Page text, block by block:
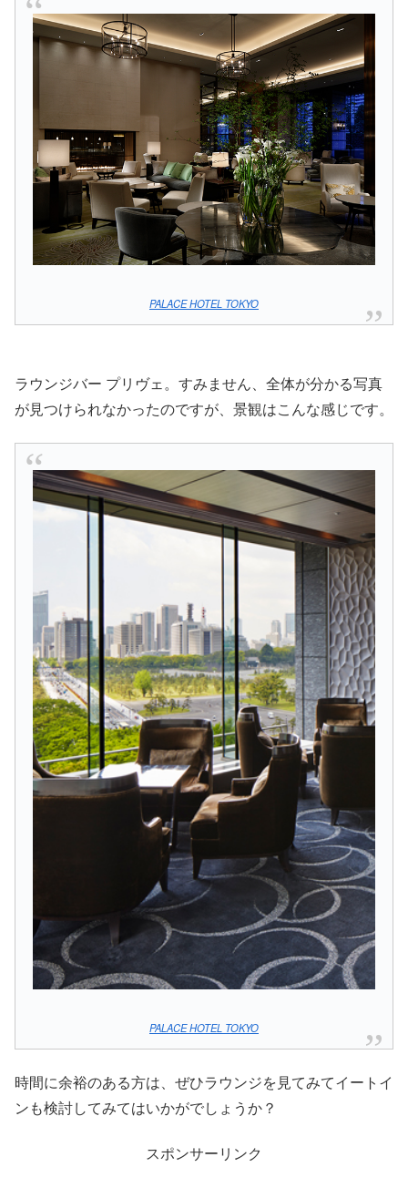
PALACE HOTEL TOKYO
ラウンジバー プリヴェ。すみません、全体が分かる写真
が見つけられなかったのですが、景観はこんな感じです。
PALACE HOTEL TOKYO
時間に余裕のある方は、ぜひラウンジを見てみてイートイ
ンも検討してみてはいかがでしょうか？
スポンサーリンク